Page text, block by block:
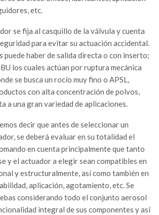
etc.
se fija al casquillo de la válvula y cuenta
para evitar su actuación accidental.
puede haber de salida directa o con inserto;
los cuales actúan por ruptura mecánica
se busca un rocío muy fino o APSL,
con alta concentración de polvos,
a una gran variedad de aplicaciones.
decir que antes de seleccionar un
se deberá evaluar en su totalidad el
en cuenta principalmente que tanto
y el actuador a elegir sean compatibles en
y estructuralmente, así como también en
aplicación, agotamiento, etc. Se
considerando todo el conjunto aerosol
integral de sus componentes y así